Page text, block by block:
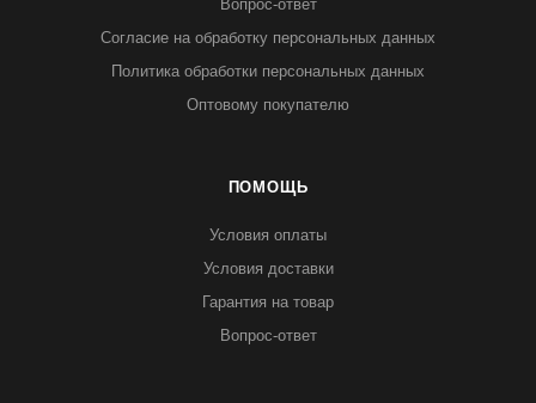
Вопрос-ответ
Согласие на обработку персональных данных
Политика обработки персональных данных
Оптовому покупателю
ПОМОЩЬ
Условия оплаты
Условия доставки
Гарантия на товар
Вопрос-ответ